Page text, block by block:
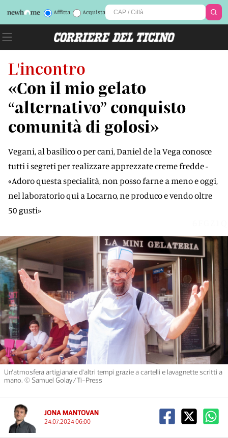
Affitta Acquista
L'incontro
«Con il mio gelato
“alternativo” conquisto
comunità di golosi»
Vegani, al basilico o per cani, Daniel de la Vega conosce
tutti i segreti per realizzare apprezzate creme fredde -
«Adoro questa specialità, non posso farne a meno e oggi,
nel laboratorio qui a Locarno, ne produco e vendo oltre
50 gusti»
Un’atmosfera artigianale d’altri tempi grazie a cartelli e lavagnette scritti a
mano. © Samuel Golay/Ti-Press
JONA MANTOVAN
24.07.2024 06:00